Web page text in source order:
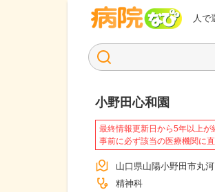
人で
病院な
小野田心和園
最終情報更新日から5年以上が
事前に必ず該当の医療機関に
山口県山陽小野田市丸
精神科